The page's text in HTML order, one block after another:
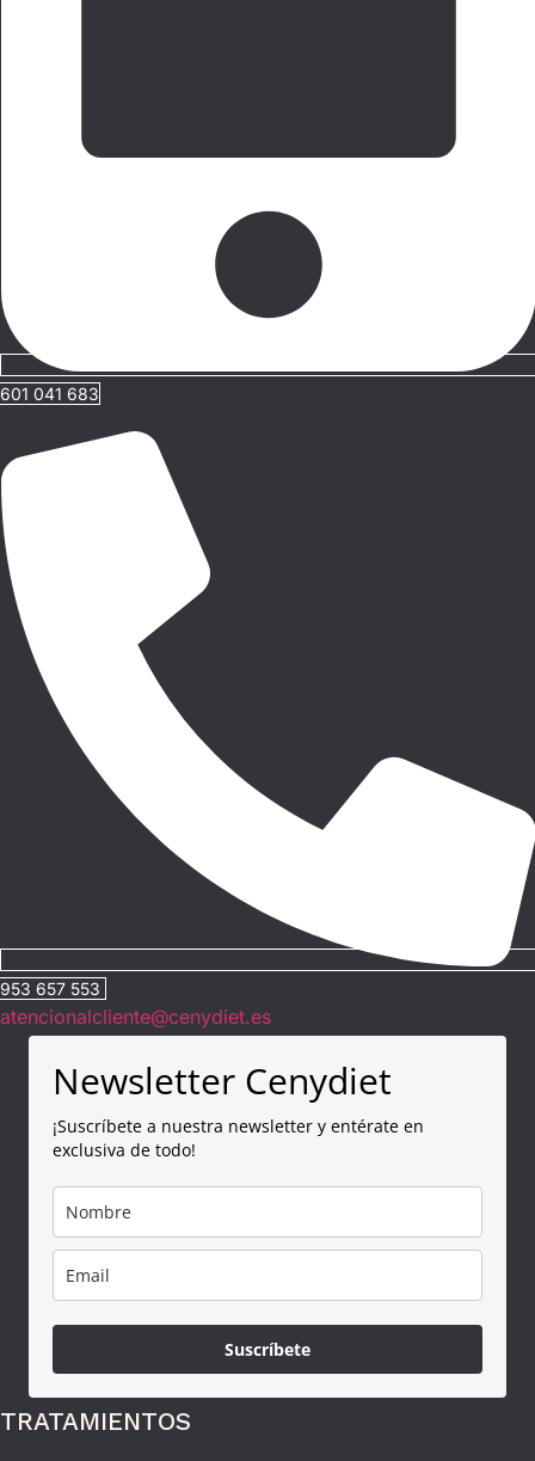
601 041 683
953 657 553
atencionalcliente@cenydiet.es
Newsletter Cenydiet
¡Suscríbete a nuestra newsletter y entérate en
exclusiva de todo!
Suscríbete
TRATAMIENTOS